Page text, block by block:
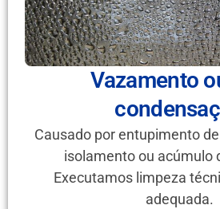
Vazamento
Causado por entupimento
isolamento ou acúmulo
Executamos limpeza
adequada.